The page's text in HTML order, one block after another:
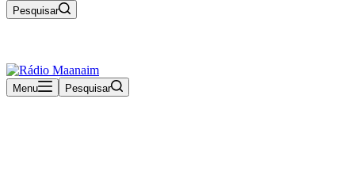
Pesquisar
Menu
Pesquisar